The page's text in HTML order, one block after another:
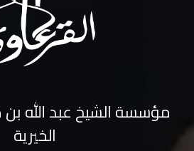
مؤسسة الشيخ عبد الله
الخيرية